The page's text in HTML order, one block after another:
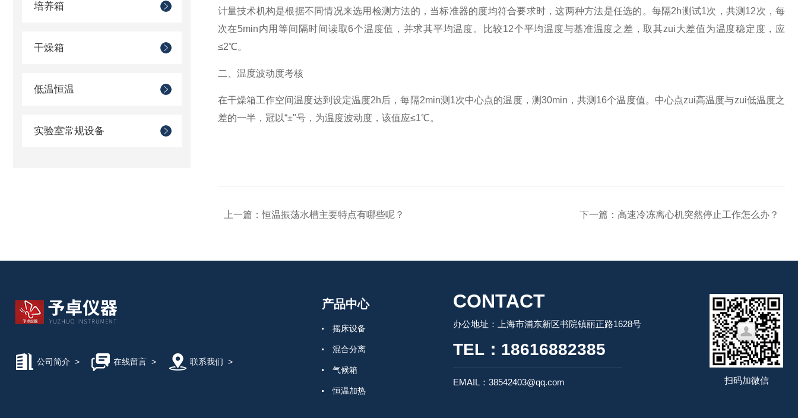
培养箱
干燥箱
低温恒温
实验室常规设备
计量技术机构是根据不同情况来选用检测方法的，当标准器的度均符合要求时，这两种方法是任选的。每隔2h测试1次，共测12次，每
次在5min内用等间隔时间读取6个温度值，并求其平均温度。比较12个平均温度与基准温度之差，取其zui大差值为温度稳定度，应
≤2℃。
二、 温度波动度考核
在干燥箱工作空间温度达到设定温度2h后，每隔2min测1次中心点的温度，测30min，共测16个温度值。中心点zui高温度与zui低温度之
差的一半，冠以“±"号，为温度波动度，该值应≤1℃。
上一篇：恒温振荡水槽主要特点有哪些呢？ 下一篇： 高速冷冻离心机突然停止工作怎么办？
公司简介 > 在线留言> 联系我们 >
产品中心
摇床设备
混合分离
气候箱
恒温加热
CONTACT
办公地址：上海市浦东新区书院镇丽正路1628号
TEL：18616882385
EMAIL：38542403@qq.com 扫码加微信